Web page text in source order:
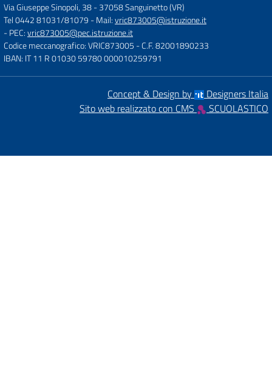
Via Giuseppe Sinopoli, 38-37058 Sanguinetto (VR)
Tel 0442 81031/81079 - Mail:vric873005@istruzione.it
- PEC:vric873005@pec.istruzione.it
Codice meccanografico: VRIC873005 - C.F. 82001890233
IBAN: IT 11 R 01030 59780 000010259791
Concept & Design by
Designers Italia
Sito web realizzato con CMS
SCUOLASTICO